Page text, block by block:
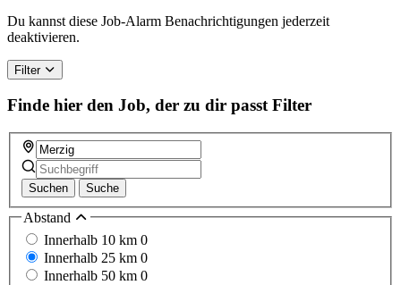
Du kannst diese Job-Alarm Benachrichtigungen jederzeit
deaktivieren.
Filter
Finde hier den Job, der zu dir passt Filter
Suchen Suche
Abstand
Innerhalb 10 km 0
Innerhalb 25 km 0
Innerhalb 50 km 0